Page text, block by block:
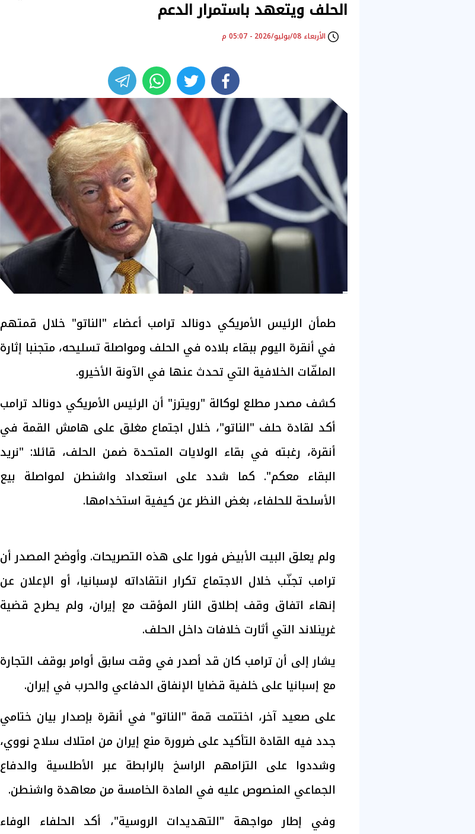
الحلف ويتعهد باستمرار الدعم
الأربعاء 08/يوليو/2026 - 05:07 م
طمأن الرئيس الأمريكي دونالد ترامب أعضاء "الناتو" خلال قمتهم
في أنقرة اليوم ببقاء بلاده في الحلف ومواصلة تسليحه، متجنبا إثارة
الملفّات الخلافية التي تحدث عنها في الآونة الأخيرو.
كشف مصدر مطلع لوكالة "رويترز" أن الرئيس الأمريكي دونالد ترامب
أكد لقادة حلف "الناتو"، خلال اجتماع مغلق على هامش القمة في
أنقرة، رغبته في بقاء الولايات المتحدة ضمن الحلف، قائلا: "نريد
البقاء معكم". كما شدد على استعداد واشنطن لمواصلة بيع
الأسلحة للحلفاء، بغض النظر عن كيفية استخدامها.
ولم يعلق البيت الأبيض فورا على هذه التصريحات. وأوضح المصدر أن
ترامب تجنّب خلال الاجتماع تكرار انتقاداته لإسبانيا، أو الإعلان عن
إنهاء اتفاق وقف إطلاق النار المؤقت مع إيران، ولم يطرح قضية
غرينلاند التي أثارت خلافات داخل الحلف.
يشار إلى أن ترامب كان قد أصدر في وقت سابق أوامر بوقف التجارة
مع إسبانيا على خلفية قضايا الإنفاق الدفاعي والحرب في إيران.
على صعيد آخر، اختتمت قمة "الناتو" في أنقرة بإصدار بيان ختامي
جدد فيه القادة التأكيد على ضرورة منع إيران من امتلاك سلاح نووي،
وشددوا على التزامهم الراسخ بالرابطة عبر الأطلسية والدفاع
الجماعي المنصوص عليه في المادة الخامسة من معاهدة واشنطن.
وفي إطار مواجهة "التهديدات الروسية"، أكد الحلفاء الوفاء